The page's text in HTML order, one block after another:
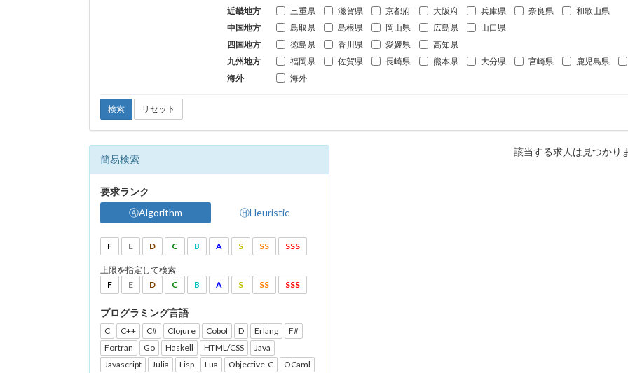
近畿地方
三重県 滋賀県 京都府 大阪府 兵庫県 奈良県
和歌山県
中国地方
鳥取県 島根県 岡山県 広島県
山口県
四国地方
徳島県 香川県 愛媛県
高知県
九州地方
福岡県 佐賀県 長崎県 熊本県 大分県 宮崎県 鹿児島県
海外
海外
検索 リセット
簡易検索
要求ランク
ⒶAlgorithm
ⒽHeuristic
F E D C B A S SS SSS
上限を指定して検索
F
E D C B A S SS SSS
プログラミング言語
C C++ C# Clojure Cobol D Erlang
F#
Fortran
Go Haskell HTML/CSS
Java
Javascript
Julia Lisp Lua Objective-C
OCaml
該当する求人は見つかり